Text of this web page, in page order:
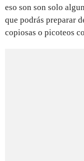
eso son son solo
que podrás preparar
copiosas o picoteos